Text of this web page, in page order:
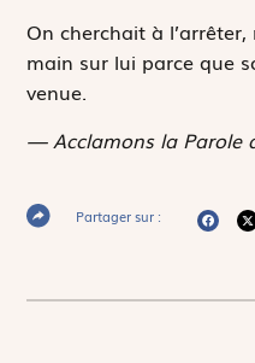
On cherchait à
main sur lui parce que
venue.
— Acclamons la Parole
Partager sur :